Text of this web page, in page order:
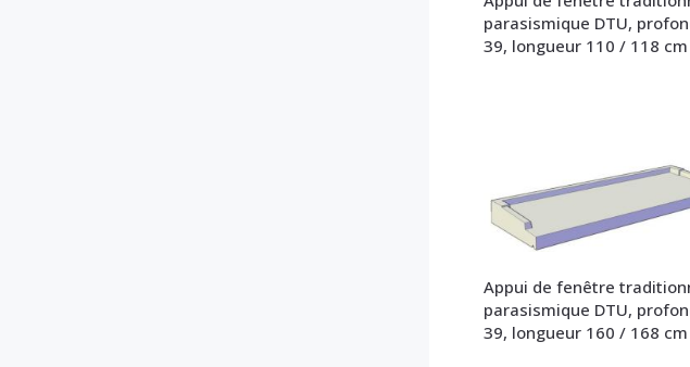
parasismique DTU,
39, longueur 110 / 118 cm
Appui de fenêtre
parasismique DTU,
39, longueur 160 / 168 cm